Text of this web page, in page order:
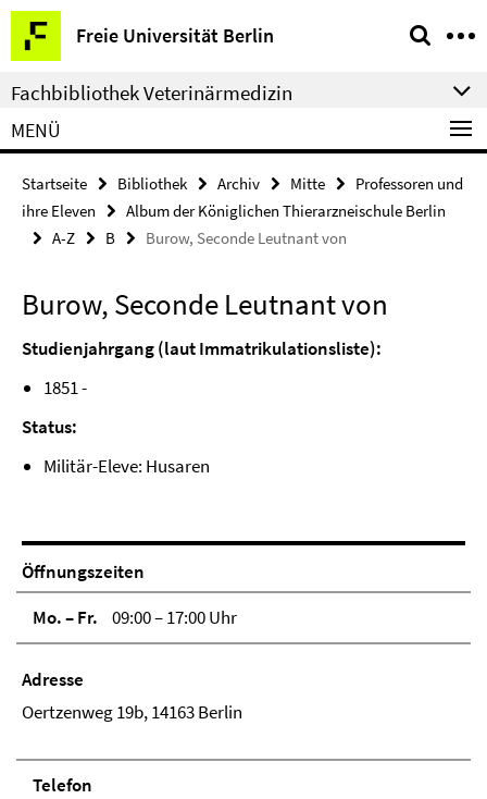
Springe
direkt
zu
Inhalt
Freie Universität Berlin
Service-
Navigation
Fachbibliothek Veterinärmedizin
MENÜ
Startseite Bibliothek Archiv Mitte
Professoren und
ihre Eleven
Album der Königlichen Thierarzneischule Berlin
A-Z
B Burow, Seconde Leutnant von
Burow, Seconde Leutnant von
Studienjahrgang (laut Immatrikulationsliste):
1851 -
Status:
Militär-Eleve: Husaren
Öffnungszeiten
Mo. – Fr.
09:00 – 17:00 Uhr
Adresse
Oertzenweg 19b, 14163 Berlin
Telefon